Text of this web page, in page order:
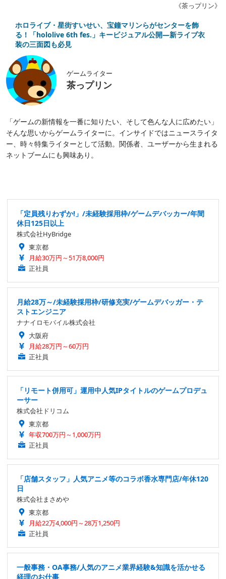
《茶っプリン》
ホロライブ・星街すいせい、宝鐘マリンらがセンターを飾
る！「hololive 6th fes.」キービジュアル公開―新ライブ衣
装の三面図も必見
ゲームライター
茶っプリン
「ゲームの新情報を一番に知りたい、そして色んな人に広めたい」
そんな思いからゲームライターに。インサイドではニュースライタ
ー、時々特集ライターとして活動。関係者、ユーザーから生まれる
ネットブームにも興味あり。
「定員残りわずか!」/未経験採用枠/ゲームデバッカー/年間
休日125日以上
株式会社HyBridge
東京都
月給30万円～51万8,000円
正社員
月給28万～/未経験採用枠/研修充実/ゲームデバッガー・テ
ストエンジニア
ナナイロモバイル株式会社
大阪府
月給28万円～60万円
正社員
「リモート併用可」運用中人気IPタイトルのゲームプロデュ
ーサー
株式会社ドリコム
東京都
年収700万円～1,000万円
正社員
「店舗スタッフ」人気アニメ等のコラボ香水専門店/年休120
日
株式会社まさめや
東京都
月給22万4,000円～28万1,250円
正社員
一般事務・OA事務/人気のアニメ業界経験&知識を活かせる
経理のお仕事